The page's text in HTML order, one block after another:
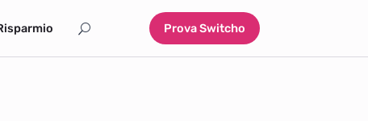
Prova Switcho